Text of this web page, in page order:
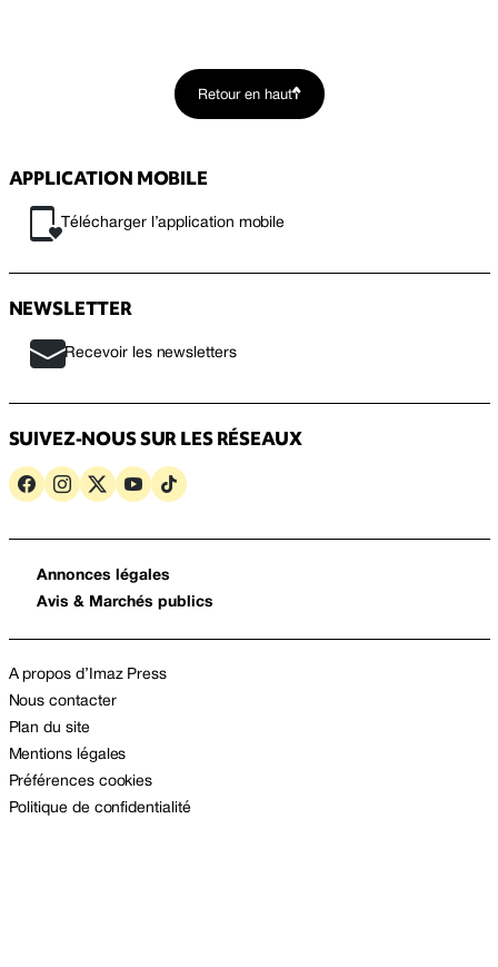
Retour en haut
APPLICATION MOBILE
Télécharger l’application mobile
NEWSLETTER
Recevoir les newsletters
SUIVEZ-NOUS SUR LES RÉSEAUX
Annonces légales
Avis & Marchés publics
A propos d’Imaz Press
Nous contacter
Plan du site
Mentions légales
Préférences cookies
Politique de confidentialité